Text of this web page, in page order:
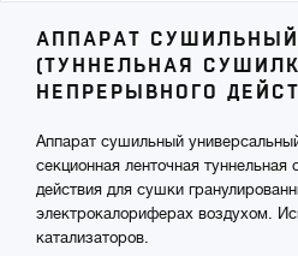
АППАРАТ
(ТУННЕЛЬНАЯ
НЕПРЕРЫВНОГО
Аппарат сушильный
секционная ленточная
действия для сушки
электрокалориферах воздухом.
катализаторов.